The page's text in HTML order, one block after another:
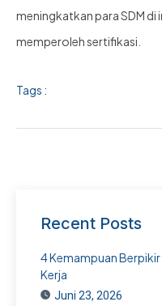
meningkatkan para SDM
memperoleh sertifikasi.
Tags :
Recent Posts
4 Kemampuan
Kerja
Juni 23, 2026